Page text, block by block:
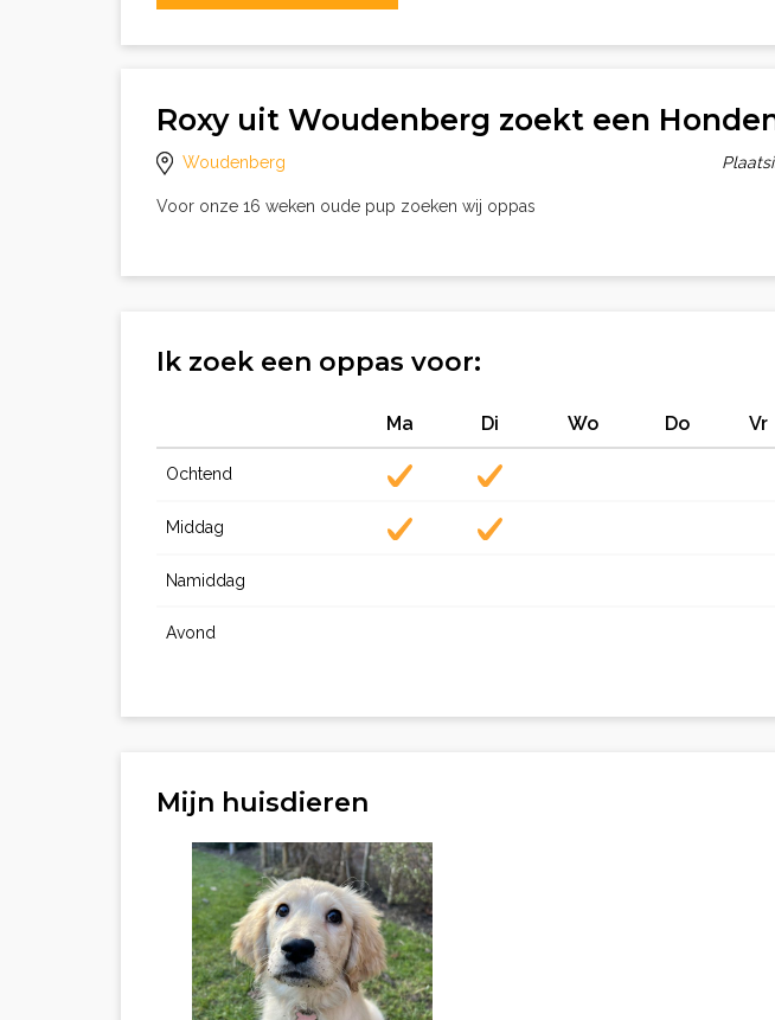
Roxy uit Woudenberg zoekt een
Woudenberg
Voor onze 16 weken oude pup zoeken wij oppas
Ik zoek een oppas voor:
Ma Di Wo Do Vr
Ochtend
Middag
Namiddag
Avond
Mijn huisdieren